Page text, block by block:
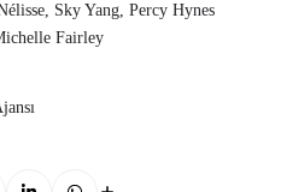
Sky Yang, Percy Hynes
Fairley